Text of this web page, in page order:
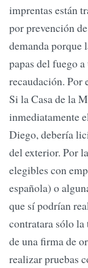
imprentas están
por prevención
demanda porque
papas del fuego
recaudación. Por
Si la Casa de la
inmediatamente
Diego, debería
del exterior. Por
elegibles con
española) o
que sí podrían
contratara sólo
de una firma de
realizar pruebas